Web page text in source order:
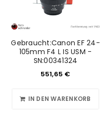
Gebraucht:Canon EF 24-
105mm F4 L IS USM -
SN:00341324
551,65 €
IN DEN WARENKORB